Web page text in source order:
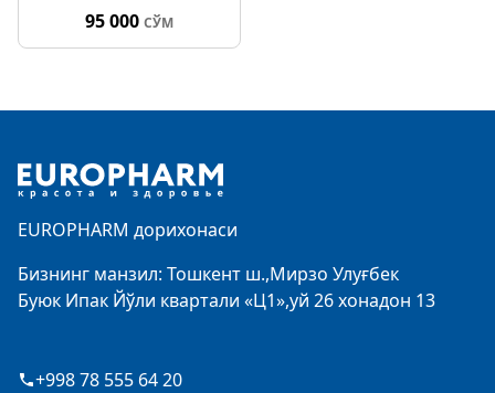
95 000 СЎМ
EUROPHARM дорихонаси
Бизнинг манзил: Тошкент ш.,Мирзо Улуғбек
Буюк Ипак Йўли квартали «Ц1»,уй 26 хонадон 13
+998 78 555 64 20